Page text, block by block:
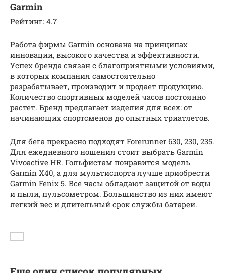
Garmin
Рейтинг: 4.7
Работа фирмы Garmin основана на принципах
инновации, высокого качества и эффективности.
Успех бренда связан с благоприятными условиями,
в которых компания самостоятельно
разрабатывает, производит и продает продукцию.
Количество спортивных моделей часов постоянно
растет. Бренд предлагает изделия для всех: от
начинающих спортсменов до опытных триатлетов.
Для бега прекрасно подходят Forerunner 630, 230, 235.
Для ежедневного ношения стоит выбрать Garmin
Vivoactive HR. Гольфистам понравится модель
Garmin X40, а для мультиспорта лучше приобрести
Garmin Fenix 5. Все часы обладают защитой от воды
и пыли, пульсометром. Большинство из них имеют
легкий вес и длительный срок службы батареи.